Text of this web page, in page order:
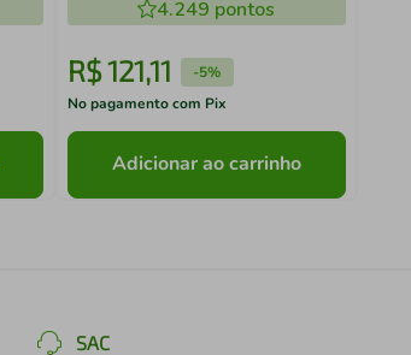
4.249 pontos
R$121,11 -5%
No pagamento com Pix
Adicionar ao carrinho
SAC